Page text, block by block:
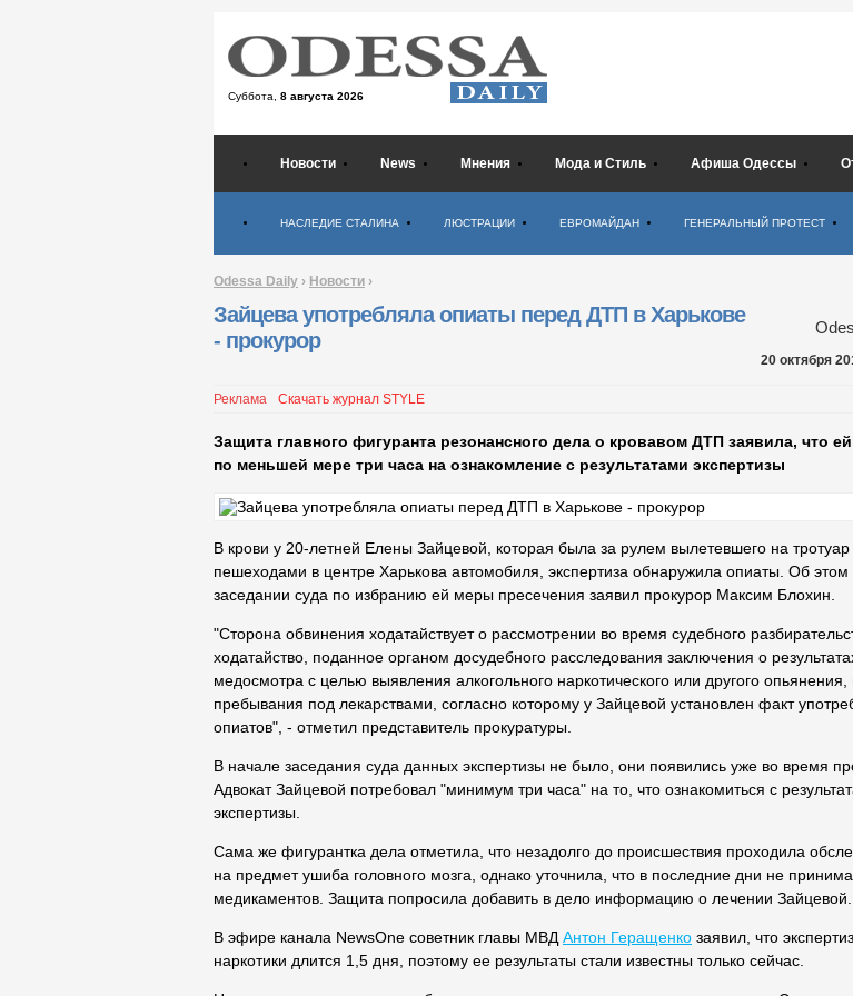
Суббота, 8 августа 2026
Новости News Мнения Мода и Стиль Афиша Одессы
НАСЛЕДИЕ СТАЛИНА ЛЮСТРАЦИИ ЕВРОМАЙДАН ГЕНЕРАЛЬНЫЙ ПРОТЕСТ
Odessa Daily › Новости ›
Зайцева употребляла опиаты перед ДТП в Харькове
- прокурор
20 октября
Реклама Скачать журнал STYLE
Защита главного фигуранта резонансного дела о кровавом ДТП заявила, что
по меньшей мере три часа на ознакомление с результатами экспертизы
В крови у 20-летней Елены Зайцевой, которая была за рулем вылетевшего на тротуар
пешеходами в центре Харькова автомобиля, экспертиза обнаружила опиаты. Об этом
заседании суда по избранию ей меры пресечения заявил прокурор Максим Блохин.
"Сторона обвинения ходатайствует о рассмотрении во время судебного
ходатайство, поданное органом досудебного расследования заключения о
медосмотра с целью выявления алкогольного наркотического или другого опьянения,
пребывания под лекарствами, согласно которому у Зайцевой установлен факт
опиатов", - отметил представитель прокуратуры.
В начале заседания суда данных экспертизы не было, они появились уже во время
Адвокат Зайцевой потребовал "минимум три часа" на то, что ознакомиться с
экспертизы.
Сама же фигурантка дела отметила, что незадолго до происшествия проходила
на предмет ушиба головного мозга, однако уточнила, что в последние дни не
медикаментов. Защита попросила добавить в дело информацию о лечении Зайцевой.
В эфире канала NewsOne советник главы МВДАнтон Геращенко заявил, что
наркотики длится 1,5 дня, поэтому ее результаты стали известны только сейчас.